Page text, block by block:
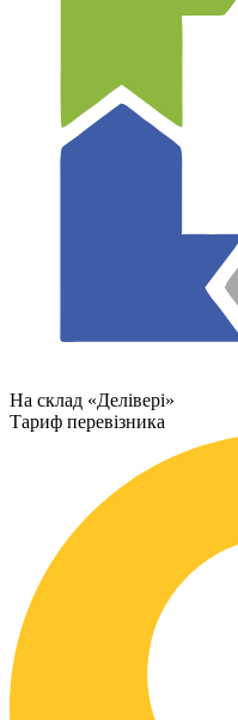
На склад «Делівері»
Тариф перевізника